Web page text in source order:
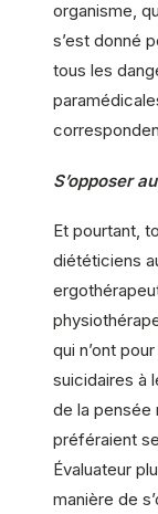
organisme,
s’est donné
tous les
S’opposer
Et pourtant,
diététiciens
qui n’ont
suicidaires à
de la pensée
préféraient
Évaluateur
manière de